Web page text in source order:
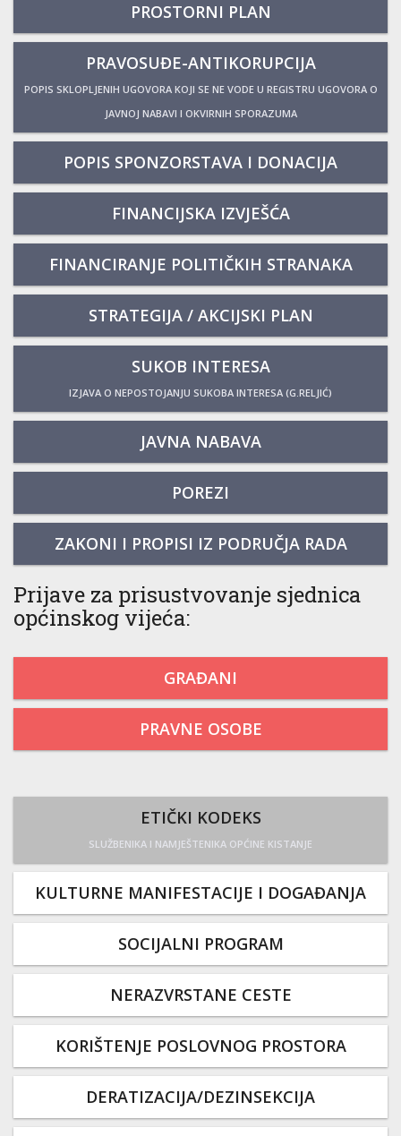
PROSTORNI PLAN
PRAVOSUĐE-ANTIKORUPCIJA
POPIS SKLOPLJENIH UGOVORA KOJI SE NE VODE U REGISTRU UGOVORA O
JAVNOJ NABAVI I OKVIRNIH SPORAZUMA
POPIS SPONZORSTAVA I DONACIJA
FINANCIJSKA IZVJEŠĆA
FINANCIRANJE POLITIČKIH STRANAKA
STRATEGIJA / AKCIJSKI PLAN
SUKOB INTERESA
IZJAVA O NEPOSTOJANJU SUKOBA INTERESA (G.RELJIĆ)
JAVNA NABAVA
POREZI
ZAKONI I PROPISI IZ PODRUČJA RADA
Prijave za prisustvovanje sjednica
općinskog vijeća:
GRAĐANI
PRAVNE OSOBE
ETIČKI KODEKS
SLUŽBENIKA I NAMJEŠTENIKA OPĆINE KISTANJE
KULTURNE MANIFESTACIJE I DOGAĐANJA
SOCIJALNI PROGRAM
NERAZVRSTANE CESTE
KORIŠTENJE POSLOVNOG PROSTORA
DERATIZACIJA/DEZINSEKCIJA